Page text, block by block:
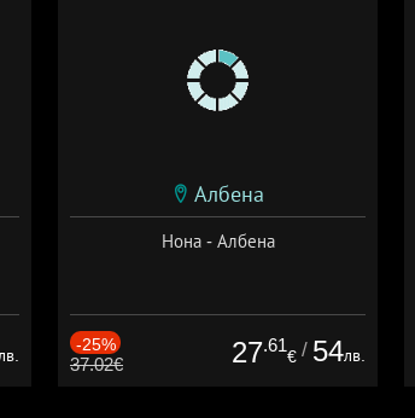
лв.
Албена
Нона - Албена
-25%
37.02€ 27.61
€ / 54лв.